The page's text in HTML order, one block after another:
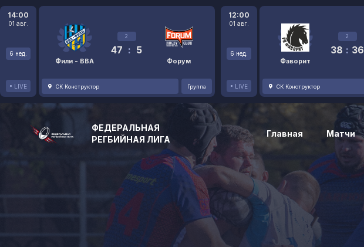
14:00
01 авг.
6 нед.
LIVE
Фили - ВВА
2
47 : 5
Форум
СК Конструктор Группа
12:00
01 авг.
6 нед.
LIVE
Фаворит
2
38 : 36
СК Конструктор
ФЕДЕРАЛЬНАЯ
РЕГБИЙНАЯ ЛИГА
Главная Матчи